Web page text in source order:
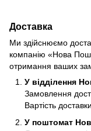
Доставка
Ми здійснюємо
компанію «Нова
отримання ваших
У відділення
Замовлення
Вартість
У поштомат